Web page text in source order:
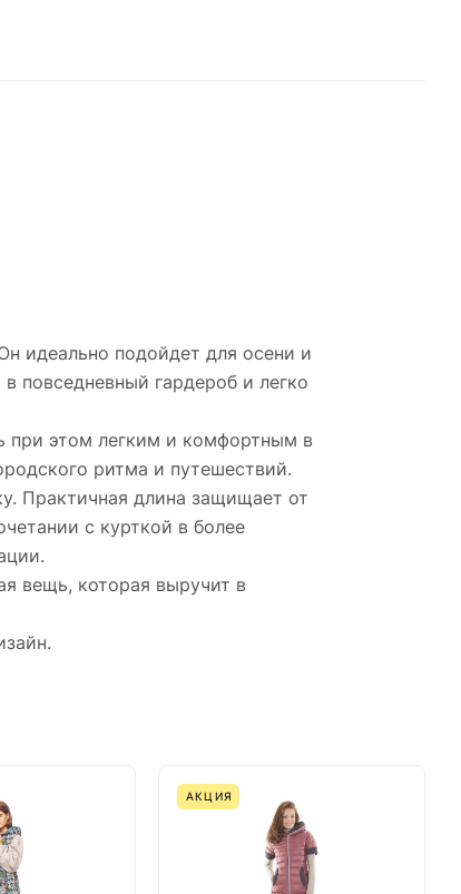
идеально подойдет для осени и
повседневный гардероб и легко
при этом легким и комфортным в
ритма и путешествий.
Практичная длина защищает от
с курткой в более
вещь, которая выручит в
АКЦИЯ